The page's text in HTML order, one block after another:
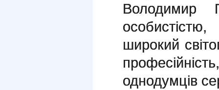
Володимир
широкий
однодумців